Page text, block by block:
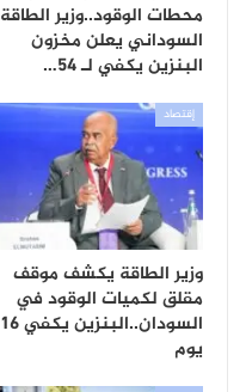
محطات الوقود..وزير الطاقة
السوداني يعلن مخزون
البنزين يكفي لـ 54…
إقتصاد
وزير الطاقة يكشف موقف
مقلق لكميات الوقود في
السودان..البنزين يكفي 16
يوم